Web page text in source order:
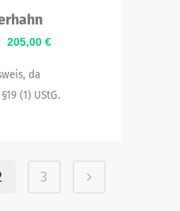
Ursprünglicher
war:
230,00 €
205,00 €Aktueller
205,00 €.
da
(1) UStG.
3